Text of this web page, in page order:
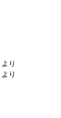
より
より